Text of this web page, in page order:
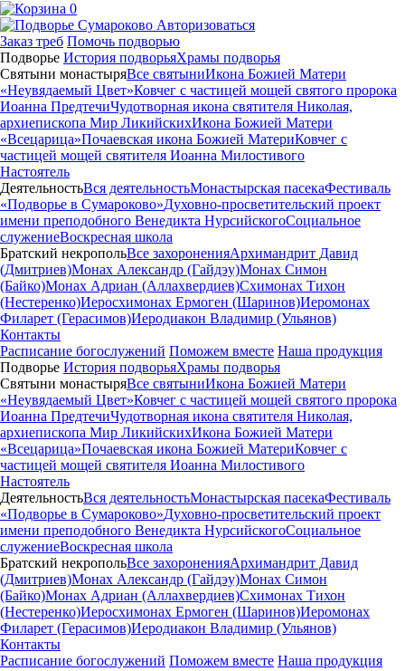
0
Авторизоваться
Заказ треб Помочь подворью
Подворье История подворьяХрамы подворья
Святыни монастыряВсе святыниИкона Божией Матери
«Неувядаемый Цвет»Ковчег с частицей мощей святого пророка
Иоанна ПредтечиЧудотворная икона святителя Николая,
архиепископа Мир ЛикийскихИкона Божией Матери
«Всецарица»Почаевская икона Божией МатериКовчег с
частицей мощей святителя Иоанна Милостивого
Настоятель
ДеятельностьВся деятельностьМонастырская пасекаФестиваль
«Подворье в Сумароково»Духовно-просветительский проект
имени преподобного Венедикта НурсийскогоСоциальное
служениеВоскресная школа
Братский некропольВсе захороненияАрхимандрит Давид
(Дмитриев)Монах Александр (Гайдэу)Монах Симон
(Байко)Монах Адриан (Аллахвердиев)Схимонах Тихон
(Нестеренко)Иеросхимонах Ермоген (Шаринов)Иеромонах
Филарет (Герасимов)Иеродиакон Владимир (Ульянов)
Контакты
Расписание богослужений Поможем вместе Наша продукция
Подворье История подворьяХрамы подворья
Святыни монастыряВсе святыниИкона Божией Матери
«Неувядаемый Цвет»Ковчег с частицей мощей святого пророка
Иоанна ПредтечиЧудотворная икона святителя Николая,
архиепископа Мир ЛикийскихИкона Божией Матери
«Всецарица»Почаевская икона Божией МатериКовчег с
частицей мощей святителя Иоанна Милостивого
Настоятель
ДеятельностьВся деятельностьМонастырская пасекаФестиваль
«Подворье в Сумароково»Духовно-просветительский проект
имени преподобного Венедикта НурсийскогоСоциальное
служениеВоскресная школа
Братский некропольВсе захороненияАрхимандрит Давид
(Дмитриев)Монах Александр (Гайдэу)Монах Симон
(Байко)Монах Адриан (Аллахвердиев)Схимонах Тихон
(Нестеренко)Иеросхимонах Ермоген (Шаринов)Иеромонах
Филарет (Герасимов)Иеродиакон Владимир (Ульянов)
Контакты
Расписание богослужений Поможем вместе Наша продукция